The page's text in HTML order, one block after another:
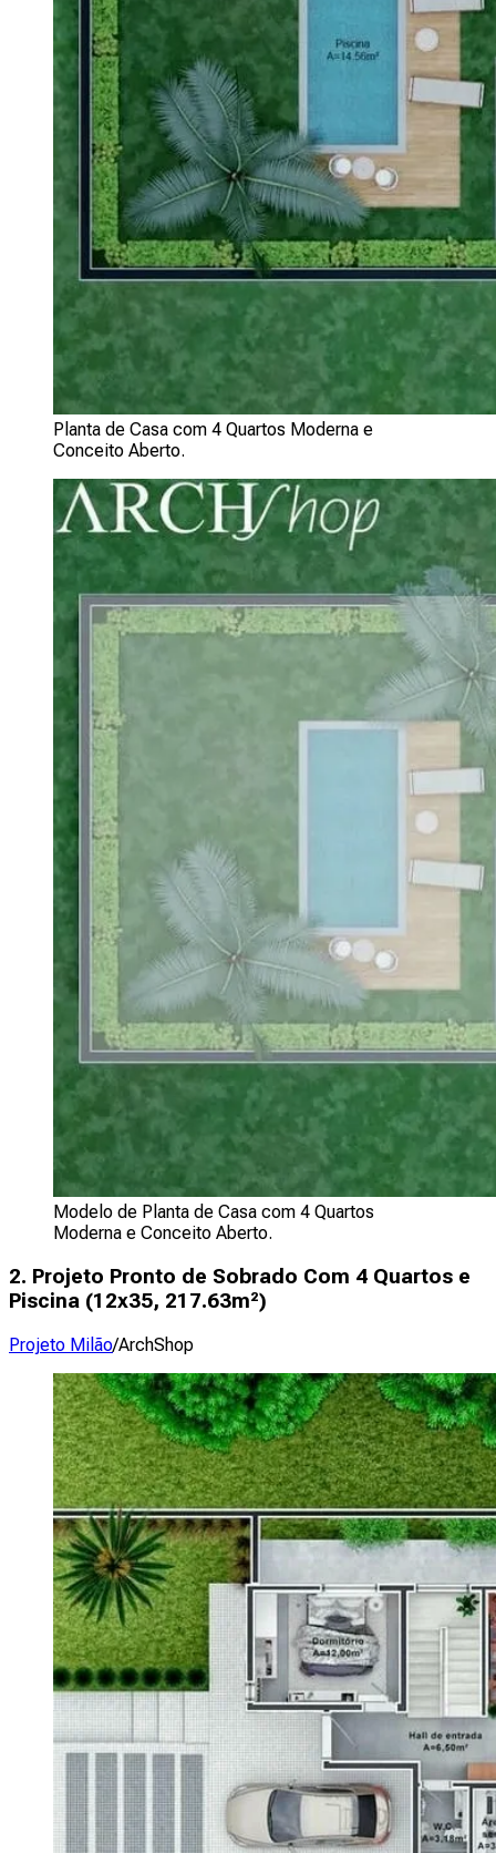
Planta de Casa com 4 Quartos Moderna e
Conceito Aberto.
Modelo de Planta de Casa com 4 Quartos
Moderna e Conceito Aberto.
2. Projeto Pronto de Sobrado Com 4 Quartos e
Piscina (12x35, 217.63m²)
Projeto Milão/ArchShop